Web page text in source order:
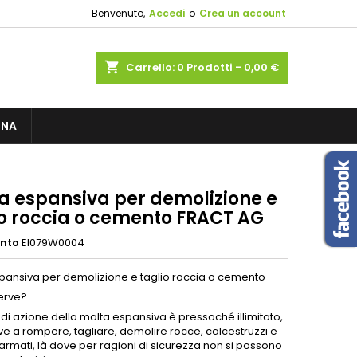
Benvenuto, Accedi o Crea un account
shopping_cart Carrello: 0 Prodotti - 0,00 €
espansiva per demolizione e
roccia o cemento FRACT AG
EI079W0004
per demolizione e taglio roccia o cemento
azione della malta espansiva è pressoché illimitato,
a rompere, tagliare, demolire rocce, calcestruzzi e
là dove per ragioni di sicurezza non si possono